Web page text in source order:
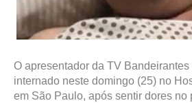
O apresentador da TV
internado neste domingo (25) no
em São Paulo, após sentir dores no